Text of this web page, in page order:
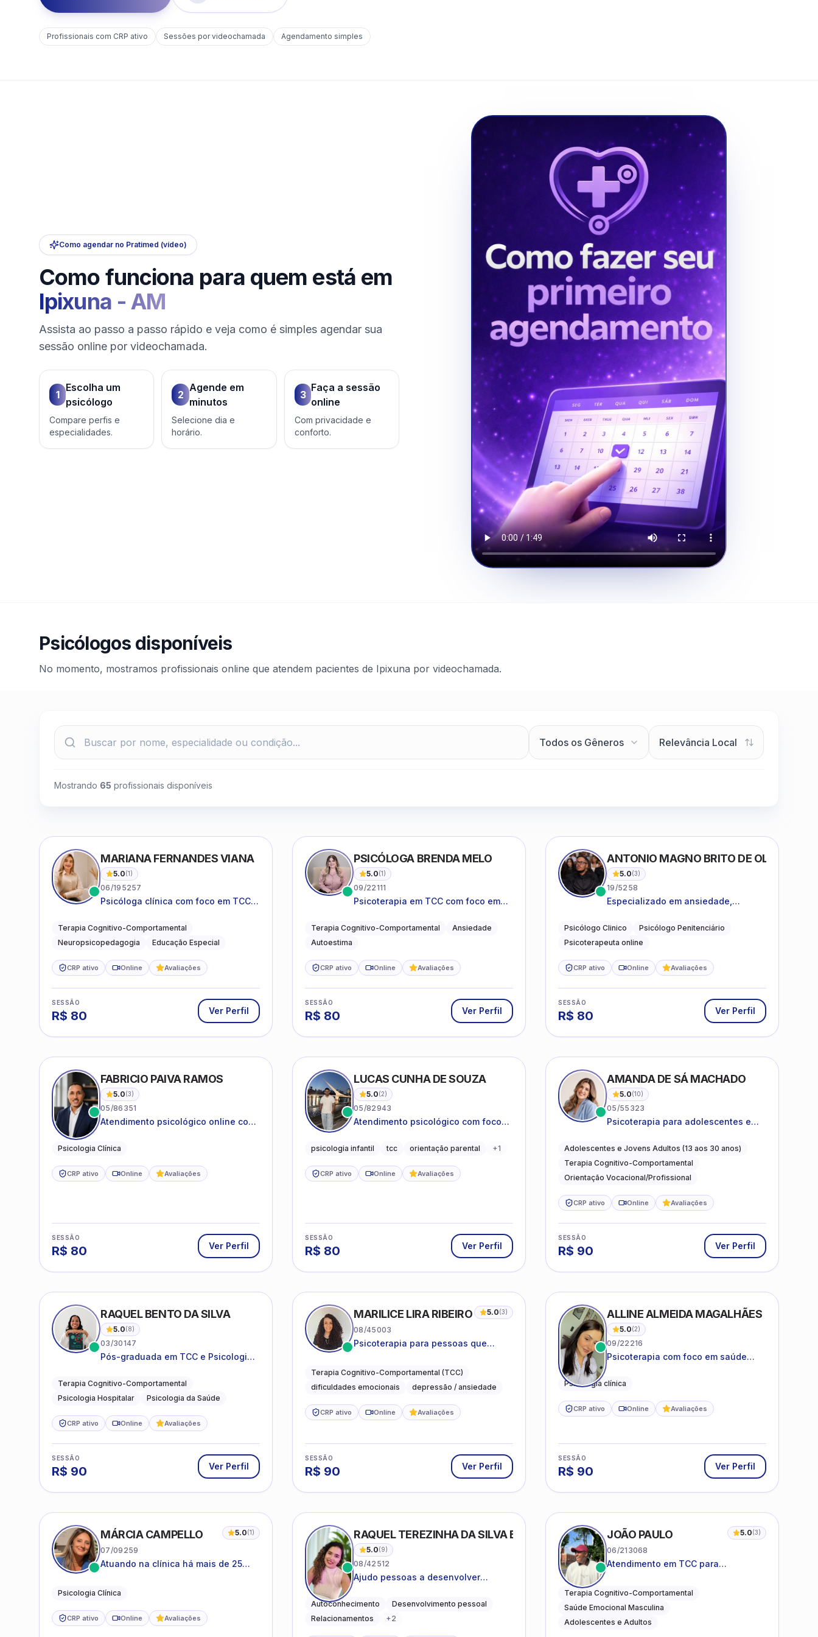
Profissionais com CRP ativo Sessões por videochamada Agendamento simples
Como agendar no Pratimed (vídeo)
Como funciona para quem está em
Ipixuna - AM
Assista ao passo a passo rápido e veja como é simples agendar sua
sessão online por videochamada.
1
Escolha um
psicólogo
Compare perfis e
especialidades.
2
Agende em
minutos
Selecione dia e
horário.
3
Faça a sessão
online
Com privacidade e
conforto.
Psicólogos disponíveis
No momento, mostramos profissionais online que atendem pacientes de Ipixuna por videochamada.
Mostrando 65 profissionais disponíveis
MARIANA FERNANDES VIANA
5.0(1)
06/195257
Psicóloga clínica com foco em TCC,
acompanhamento do
neurodesenvolvimento.
Terapia Cognitivo-Comportamental
Neuropsicopedagogia
Educação Especial
CRP ativo Online Avaliações
SESSÃO
R$ 80 Ver Perfil
PSICÓLOGA BRENDA MELO
5.0(1)
09/22111
Psicoterapia em TCC com foco em
práticas para o cotidiano
Terapia Cognitivo-Comportamental
Ansiedade
Autoestima
CRP ativo Online Avaliações
SESSÃO
R$ 80 Ver Perfil
ANTONIO MAGNO BRITO DE OLIVEIRA
5.0(3)
19/5258
Especializado em ansiedade,
conflitos familiares e questões
comportamentais.
Psicólogo Clinico
Psicólogo Penitenciário
Psicoterapeuta online
CRP ativo Online Avaliações
SESSÃO
R$ 80 Ver Perfil
FABRICIO PAIVA RAMOS
5.0(3)
05/86351
Atendimento psicológico online com
Psicologia Clínica
CRP ativo Online Avaliações
SESSÃO
R$ 80 Ver Perfil
LUCAS CUNHA DE SOUZA
5.0(2)
05/82943
Atendimento psicológico com foco
Comportamental (TCC), promovendo
vida.
psicologia infantil tcc orientação parental +1
CRP ativo Online Avaliações
SESSÃO
R$ 80 Ver Perfil
AMANDA DE SÁ MACHADO
5.0(10)
05/55323
Psicoterapia para adolescentes e
ansiedade, autoestima, relações e
orientação profissional
Adolescentes e Jovens Adultos (13 aos 30 anos)
Terapia Cognitivo-Comportamental
Orientação Vocacional/Profissional
CRP ativo Online Avaliações
SESSÃO
R$ 90 Ver Perfil
RAQUEL BENTO DA SILVA
5.0(8)
03/30147
Pós-graduada em TCC e Psicologia
Terapia Cognitivo-Comportamental
Psicologia Hospitalar
Psicologia da Saúde
CRP ativo Online Avaliações
SESSÃO
R$ 90 Ver Perfil
MARILICE LIRA RIBEIRO 5.0(3)
08/45003
Psicoterapia para pessoas que
lidar com as dificuldades do dia a
dia
Terapia Cognitivo-Comportamental (TCC)
dificuldades emocionais
depressão / ansiedade
CRP ativo Online Avaliações
SESSÃO
R$ 90 Ver Perfil
ALLINE ALMEIDA MAGALHÃES
5.0(2)
09/22216
Psicoterapia com foco em saúde
autoestima para adolescentes e
Psicologia clínica
CRP ativo Online Avaliações
SESSÃO
R$ 90 Ver Perfil
MÁRCIA CAMPELLO 5.0(1)
07/09259
Atuando na clínica há mais de 25
suas estruturas, com experiência em
Psicologia Clínica
CRP ativo Online Avaliações
RAQUEL TEREZINHA DA SILVA BIONDI
5.0(9)
08/42512
Ajudo pessoas a desenvolver
saudáveis
Autoconhecimento
Desenvolvimento pessoal
Relacionamentos
+2
JOÃO PAULO 5.0(3)
06/213068
Atendimento em TCC para
desenvolvimento de autonomia
emocional
Terapia Cognitivo-Comportamental
Saúde Emocional Masculina
Adolescentes e Adultos